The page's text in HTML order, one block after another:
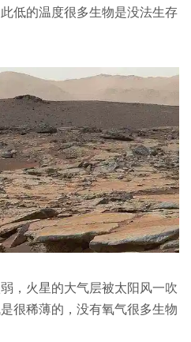
低的温度很多生物是没法生存
，火星的大气层被太阳风一吹
很稀薄的，没有氧气很多生物